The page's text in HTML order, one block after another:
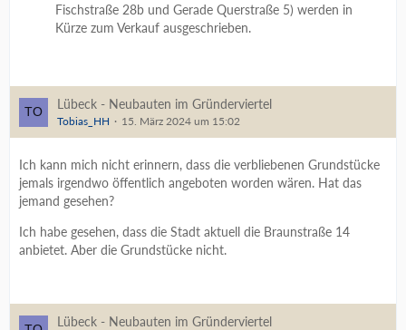
Fischstraße 28b und Gerade Querstraße 5) werden in
Kürze zum Verkauf ausgeschrieben.
Lübeck - Neubauten im Gründerviertel
Tobias_HH 15. März 2024 um 15:02
Ich kann mich nicht erinnern, dass die verbliebenen Grundstücke
jemals irgendwo öffentlich angeboten worden wären. Hat das
jemand gesehen?
Ich habe gesehen, dass die Stadt aktuell die Braunstraße 14
anbietet. Aber die Grundstücke nicht.
Lübeck - Neubauten im Gründerviertel